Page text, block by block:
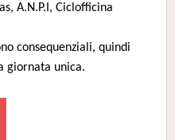
A.N.P.I, Ciclofficina
consequenziali, quindi
giornata unica.